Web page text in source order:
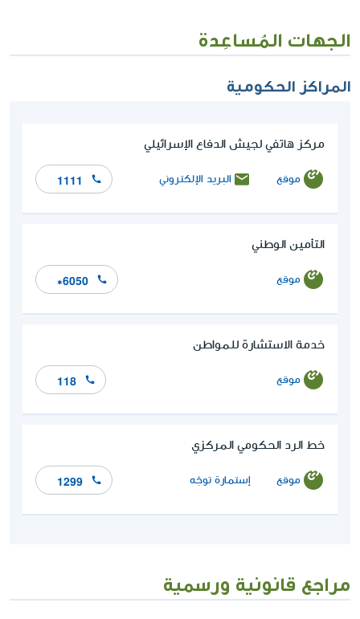
الجهات المُساعِدة
المراكز الحكومية
مركز هاتفي لجيش الدفاع الإسرائيلي
موقع البريد الإلكتروني 1111
التأمين الوطني
موقع *6050
خدمة الاستشارة للمواطن
موقع 118
خط الرد الحكومي المركزي
موقع إستمارة توجّه 1299
مراجع قانونية ورسمية